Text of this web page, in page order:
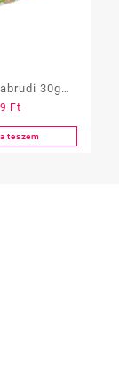
30g
Epres
Ft
teszem